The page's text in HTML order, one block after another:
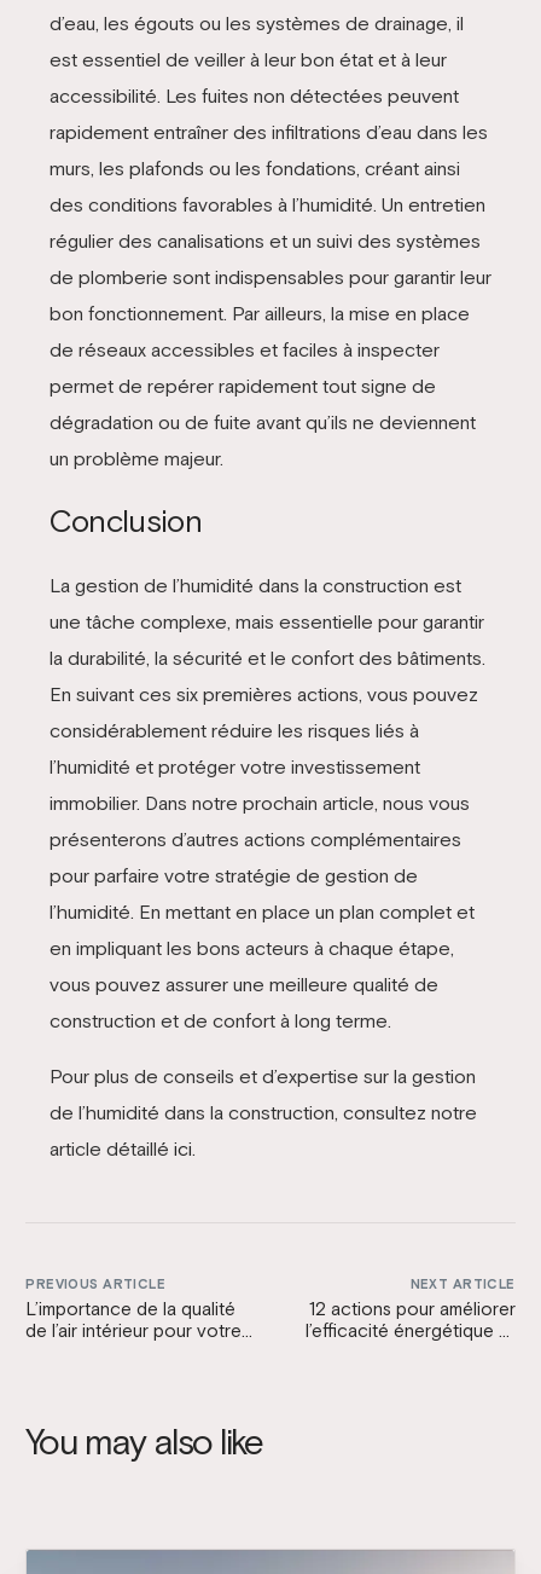
d’eau, les égouts ou les systèmes de drainage, il
est essentiel de veiller à leur bon état et à leur
accessibilité. Les fuites non détectées peuvent
rapidement entraîner des infiltrations d’eau dans les
murs, les plafonds ou les fondations, créant ainsi
des conditions favorables à l’humidité. Un entretien
régulier des canalisations et un suivi des systèmes
de plomberie sont indispensables pour garantir leur
bon fonctionnement. Par ailleurs, la mise en place
de réseaux accessibles et faciles à inspecter
permet de repérer rapidement tout signe de
dégradation ou de fuite avant qu’ils ne deviennent
un problème majeur.
Conclusion
La gestion de l’humidité dans la construction est
une tâche complexe, mais essentielle pour garantir
la durabilité, la sécurité et le confort des bâtiments.
En suivant ces six premières actions, vous pouvez
considérablement réduire les risques liés à
l’humidité et protéger votre investissement
immobilier. Dans notre prochain article, nous vous
présenterons d’autres actions complémentaires
pour parfaire votre stratégie de gestion de
l’humidité. En mettant en place un plan complet et
en impliquant les bons acteurs à chaque étape,
vous pouvez assurer une meilleure qualité de
construction et de confort à long terme.
Pour plus de conseils et d’expertise sur la gestion
de l’humidité dans la construction, consultez notre
article détaillé ici
PREVIOUS ARTICLE
L’importance de la qualité
de l’air intérieur pour votre
NEXT ARTICLE
12 actions pour améliorer
l’efficacité énergétique et
You may also like